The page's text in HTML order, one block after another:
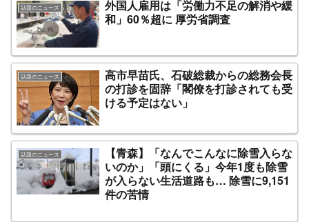
話題のニュース
外国人雇用は「労働力不足の解消や緩
和」60％超に 厚労省調査
話題のニュース
高市早苗氏、石破総裁からの総務会長
の打診を固辞「閣僚を打診されても受
ける予定はない」
話題のニュース
【青森】「なんでこんなに除雪入らな
いのか」「頭にくる」今年1度も除雪
が入らない生活道路も… 除雪に9,151
件の苦情